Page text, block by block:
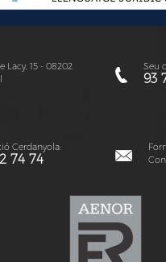
Lacy, 15 - 08202
Seu
93
Cerdanyola:
74 74